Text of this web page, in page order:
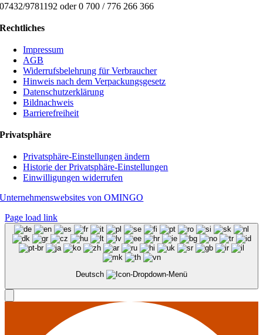
07432/9781192 oder 0 700 / 776 266 366
Rechtliches
Impressum
AGB
Widerrufsbelehrung für Verbraucher
Hinweis nach dem Verpackungsgesetz
Datenschutzerklärung
Bildnachweis
Barrierefreiheit
Privatsphäre
Privatsphäre-Einstellungen ändern
Historie der Privatsphäre-Einstellungen
Einwilligungen widerrufen
Unternehmenswebsites von OMINGO
Page load link
Deutsch